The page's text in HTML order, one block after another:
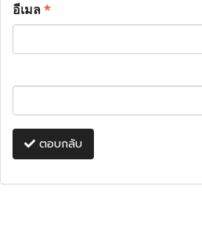
อีเมล*
ตอบกลับ